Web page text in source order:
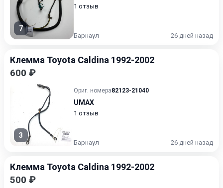
7
1 отзыв
Барнаул 26 дней назад
Клемма Toyota Caldina 1992-2002
600 ₽
3
Ориг. номера82123-21040
UMAX
1 отзыв
Барнаул 26 дней назад
Клемма Toyota Caldina 1992-2002
500 ₽